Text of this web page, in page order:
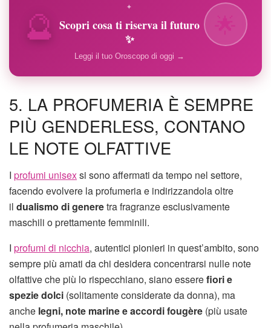
🔮 ✦
Scopri cosa ti riserva il futuro
✨
Leggi il tuo Oroscopo di oggi →
5. LA PROFUMERIA È SEMPRE
PIÙ GENDERLESS, CONTANO
LE NOTE OLFATTIVE
I profumi unisexsi sono affermati da tempo nel settore,
facendo evolvere la profumeria e indirizzandola oltre
il dualismo di generetra fragranze esclusivamente
maschili o prettamente femminili.
I profumi di nicchia, autentici pionieri in quest’ambito, sono
sempre più amati da chi desidera concentrarsi nulle note
olfattive che più lo rispecchiano, siano esserefiori e
spezie dolci (solitamente considerate da donna), ma
anche legni, note marine e accordi fougère (più usate